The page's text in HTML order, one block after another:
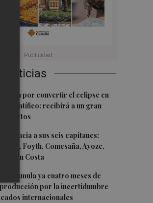
Noticias
por convertir el eclipse en
científico: recibirá a un gran
expertos
anuncia a sus seis capitanes:
Foyth, Comesaña, Ayoze,
Logan Costa
acumula ya cuatro meses de
por la incertidumbre
internacionales